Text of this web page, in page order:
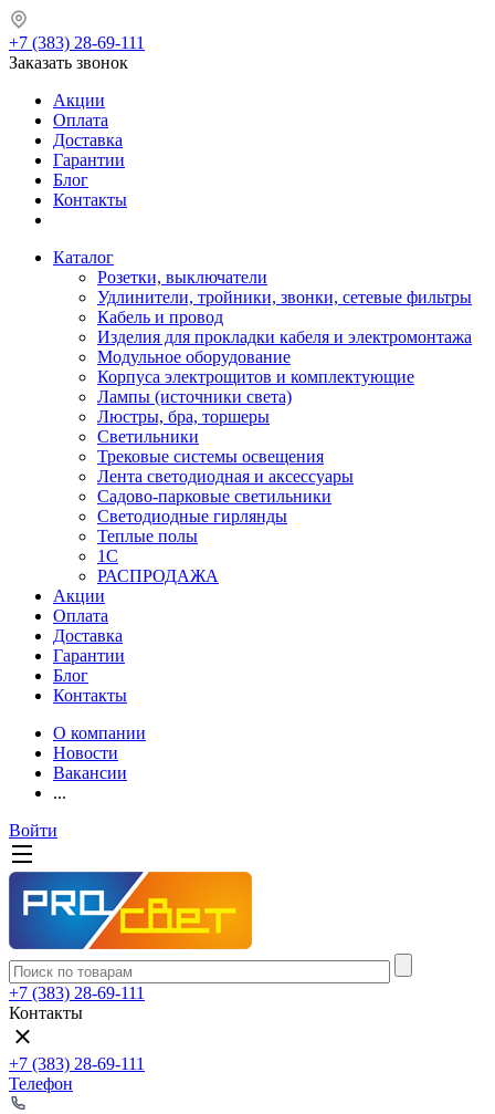
+7 (383) 28-69-111
Заказать звонок
Акции
Оплата
Доставка
Гарантии
Блог
Контакты
Каталог
Розетки, выключатели
Удлинители, тройники, звонки, сетевые фильтры
Кабель и провод
Изделия для прокладки кабеля и электромонтажа
Модульное оборудование
Корпуса электрощитов и комплектующие
Лампы (источники света)
Люстры, бра, торшеры
Светильники
Трековые системы освещения
Лента светодиодная и аксессуары
Садово-парковые светильники
Светодиодные гирлянды
Теплые полы
1С
РАСПРОДАЖА
Акции
Оплата
Доставка
Гарантии
Блог
Контакты
О компании
Новости
Вакансии
...
Войти
+7 (383) 28-69-111
Контакты
+7 (383) 28-69-111
Телефон